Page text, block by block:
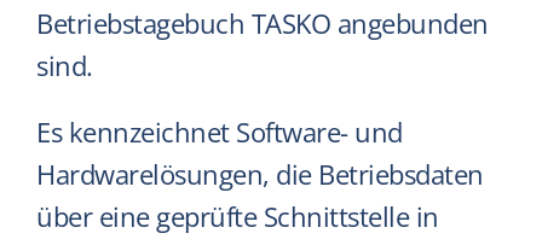
Betriebstagebuch TASKO angebunden
sind.
Es kennzeichnet Software- und
Hardwarelösungen, die Betriebsdaten
über eine geprüfte Schnittstelle in